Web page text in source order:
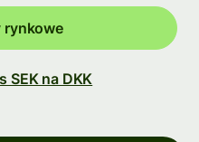
rynkowe
SEK na DKK